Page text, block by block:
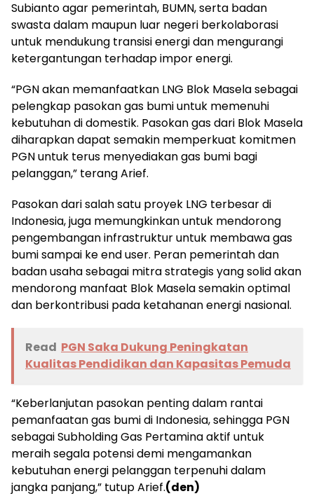
Subianto agar pemerintah, BUMN, serta badan
swasta dalam maupun luar negeri berkolaborasi
untuk mendukung transisi energi dan mengurangi
ketergantungan terhadap impor energi.
“PGN akan memanfaatkan LNG Blok Masela sebagai
pelengkap pasokan gas bumi untuk memenuhi
kebutuhan di domestik. Pasokan gas dari Blok Masela
diharapkan dapat semakin memperkuat komitmen
PGN untuk terus menyediakan gas bumi bagi
pelanggan,” terang Arief.
Pasokan dari salah satu proyek LNG terbesar di
Indonesia, juga memungkinkan untuk mendorong
pengembangan infrastruktur untuk membawa gas
bumi sampai ke end user. Peran pemerintah dan
badan usaha sebagai mitra strategis yang solid akan
mendorong manfaat Blok Masela semakin optimal
dan berkontribusi pada ketahanan energi nasional.
Read PGN Saka Dukung Peningkatan
Kualitas Pendidikan dan Kapasitas Pemuda
“Keberlanjutan pasokan penting dalam rantai
pemanfaatan gas bumi di Indonesia, sehingga PGN
sebagai Subholding Gas Pertamina aktif untuk
meraih segala potensi demi mengamankan
kebutuhan energi pelanggan terpenuhi dalam
jangka panjang,” tutup Arief.(den)